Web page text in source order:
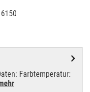
Farbtemperatur: